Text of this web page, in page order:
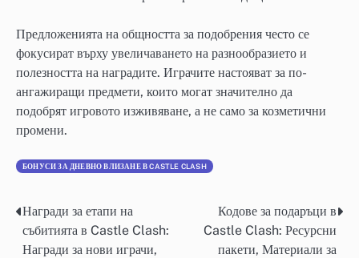
Предложенията на общността за подобрения често се
фокусират върху увеличаването на разнообразието и
полезността на наградите. Играчите настояват за по-
ангажиращи предмети, които могат значително да
подобрят игровото изживяване, а не само за козметични
промени.
БОНУСИ ЗА ДНЕВНО ВЛИЗАНЕ В CASTLE CLASH
Post
navigation
Награди за етапи на
събитията в Castle Clash:
Награди за нови играчи,
Кодове за подаръци в
Castle Clash: Ресурсни
пакети, Материали за